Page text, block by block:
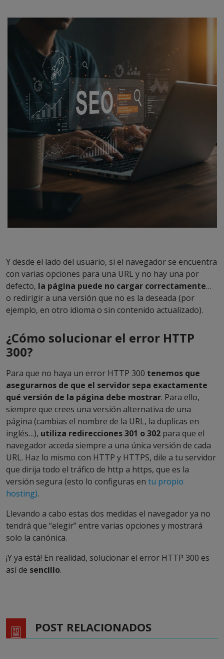
Y desde el lado del usuario, si el navegador se encuentra
con varias opciones para una URL y no hay una por
defecto, la página puede no cargar correctamente…
o redirigir a una versión que no es la deseada (por
ejemplo, en otro idioma o sin contenido actualizado).
¿Cómo solucionar el error HTTP
300?
Para que no haya un error HTTP 300 tenemos que
asegurarnos de que el servidor sepa exactamente
qué versión de la página debe mostrar. Para ello,
siempre que crees una versión alternativa de una
página (cambias el nombre de la URL, la duplicas en
inglés…), utiliza redirecciones 301 o 302 para que el
navegador acceda siempre a una única versión de cada
URL. Haz lo mismo con HTTP y HTTPS, dile a tu servidor
que dirija todo el tráfico de http a https, que es la
versión segura (esto lo configuras en tu propio
hosting).
Llevando a cabo estas dos medidas el navegador ya no
tendrá que “elegir” entre varias opciones y mostrará
solo la canónica.
¡Y ya está! En realidad, solucionar el error HTTP 300 es
así de sencillo.
POST RELACIONADOS